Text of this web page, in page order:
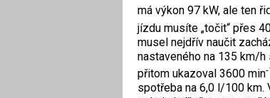
má výkon 97 kW, ale ten
jízdu musíte „točit“ přes
musel nejdřív naučit
nastaveného na 135 km/
přitom ukazoval 3600 min-
spotřeba na 6,0 l/100 km.